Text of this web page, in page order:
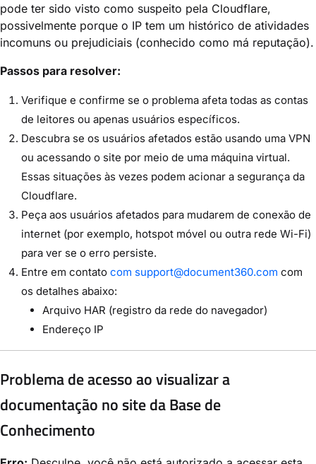
pode ter sido visto como suspeito pela Cloudflare,
possivelmente porque o IP tem um histórico de atividades
incomuns ou prejudiciais (conhecido como má reputação).
Passos para resolver:
Verifique e confirme se o problema afeta todas as contas
de leitores ou apenas usuários específicos.
Descubra se os usuários afetados estão usando uma VPN
ou acessando o site por meio de uma máquina virtual.
Essas situações às vezes podem acionar a segurança da
Cloudflare.
Peça aos usuários afetados para mudarem de conexão de
internet (por exemplo, hotspot móvel ou outra rede Wi-Fi)
para ver se o erro persiste.
Entre em contato com support@document360.com com
os detalhes abaixo:
Arquivo HAR (registro da rede do navegador)
Endereço IP
Problema de acesso ao visualizar a
documentação no site da Base de
Conhecimento